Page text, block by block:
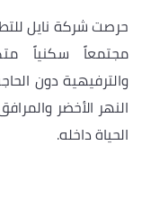
حرصت شركة نايل
مجتمعاً سكنياً
والترفيهية دون
النهر الأخضر
الحياة داخله.